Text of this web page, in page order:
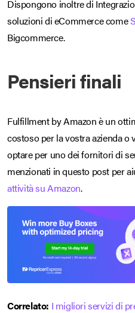
Dispongono inoltre di
soluzioni di eCommerce come
Bigcommerce.
Pensieri finali
Fulfillment by Amazon è un
costoso per la vostra azienda o
optare per uno dei fornitori di
menzionati in questo post per
attività su Amazon.
Correlato: I migliori servizi di